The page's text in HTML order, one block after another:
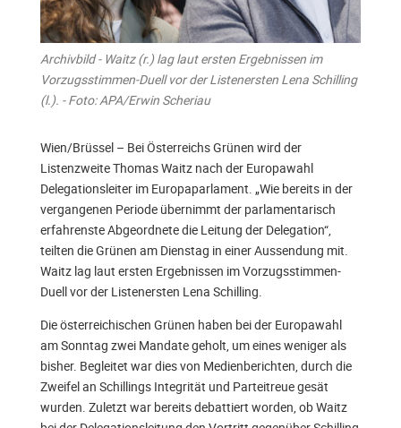
Archivbild - Waitz (r.) lag laut ersten Ergebnissen im
Vorzugsstimmen-Duell vor der Listenersten Lena Schilling
(l.). - Foto: APA/Erwin Scheriau
Wien/Brüssel – Bei Österreichs Grünen wird der
Listenzweite Thomas Waitz nach der Europawahl
Delegationsleiter im Europaparlament. „Wie bereits in der
vergangenen Periode übernimmt der parlamentarisch
erfahrenste Abgeordnete die Leitung der Delegation“,
teilten die Grünen am Dienstag in einer Aussendung mit.
Waitz lag laut ersten Ergebnissen im Vorzugsstimmen-
Duell vor der Listenersten Lena Schilling.
Die österreichischen Grünen haben bei der Europawahl
am Sonntag zwei Mandate geholt, um eines weniger als
bisher. Begleitet war dies von Medienberichten, durch die
Zweifel an Schillings Integrität und Parteitreue gesät
wurden. Zuletzt war bereits debattiert worden, ob Waitz